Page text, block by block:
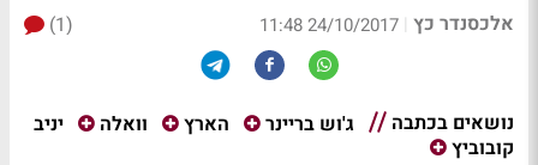
אלכסנדר כץ |
24/10/2017 11:48
(1)
נושאים בכתבה ג'וש בריינר הארץ וואלה
יניב
קובוביץ